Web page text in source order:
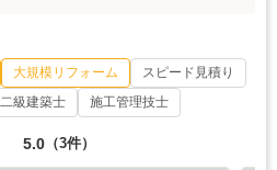
大規模リフォーム
スピード見積り
二級建築士 施工管理技士
5.0 （3件）